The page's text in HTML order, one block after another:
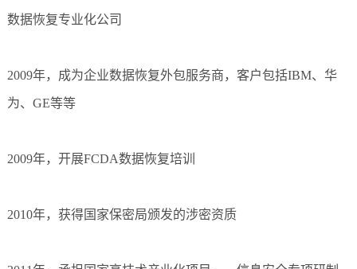
数据恢复专业化公司
2009年，成为企业数据恢复外包服务商，客户包括IBM、华
为、GE等等
2009年，开展FCDA数据恢复培训
2010年，获得国家保密局颁发的涉密资质